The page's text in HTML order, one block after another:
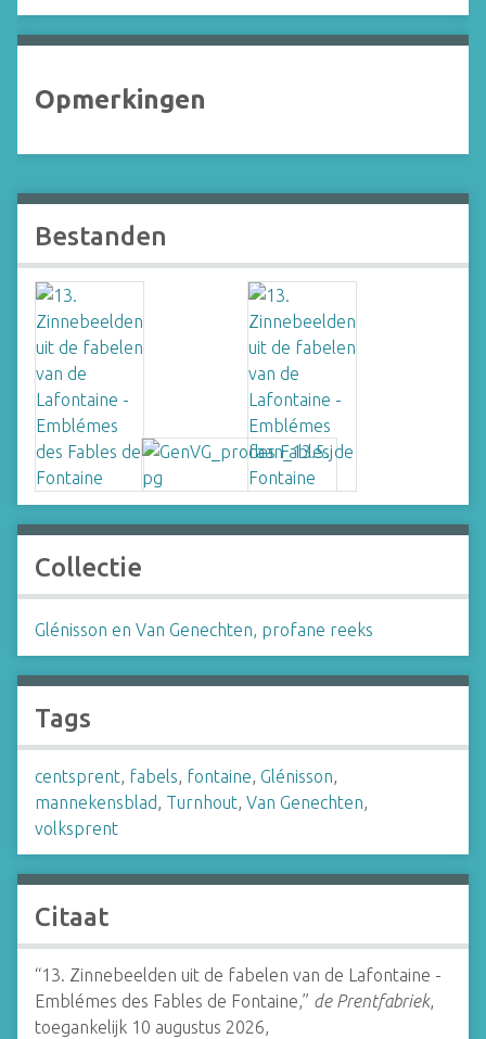
Opmerkingen
Bestanden
Collectie
Glénisson en Van Genechten, profane reeks
Tags
centsprent, fabels, fontaine, Glénisson,
mannekensblad, Turnhout, Van Genechten,
volksprent
Citaat
“13. Zinnebeelden uit de fabelen van de Lafontaine -
Emblémes des Fables de Fontaine,” de Prentfabriek,
toegankelijk 10 augustus 2026,